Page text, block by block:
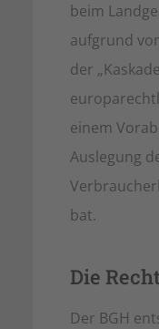
beim
aufgrund
der
einem
Auslegung
bat.
Die
Der BGH